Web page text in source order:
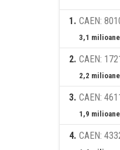
1. CAEN:
3,1
2. CAEN:
2,2
3. CAEN:
1,9
4. CAEN: